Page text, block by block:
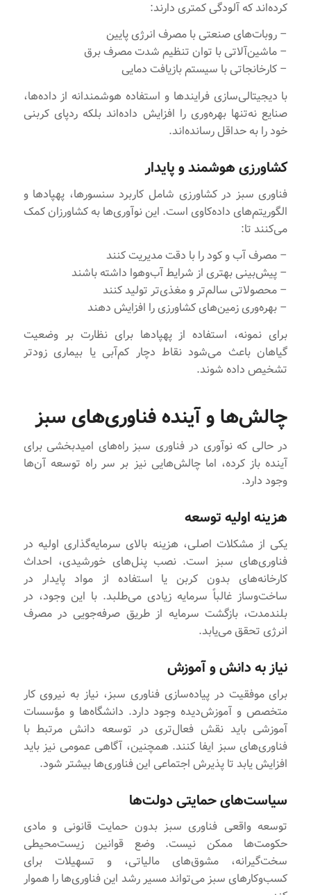
کرده‌اند که آلودگی کمتری دارند:
– روبات‌های صنعتی با مصرف انرژی پایین
– ماشین‌آلاتی با توان تنظیم شدت مصرف برق
– کارخانجاتی با سیستم بازیافت دمایی
با دیجیتالی‌سازی فرایندها و استفاده هوشمندانه از داده‌ها،
صنایع نه‌تنها بهره‌وری را افزایش داده‌اند بلکه ردپای کربنی
خود را به حداقل رسانده‌اند.
کشاورزی هوشمند و پایدار
فناوری سبز در کشاورزی شامل کاربرد سنسورها، پهپادها و
الگوریتم‌های داده‌کاوی است. این نوآوری‌ها به کشاورزان کمک
می‌کنند تا:
– مصرف آب و کود را با دقت مدیریت کنند
– پیش‌بینی بهتری از شرایط آب‌و‌هوا داشته باشند
– محصولاتی سالم‌تر و مغذی‌تر تولید کنند
– بهره‌وری زمین‌های کشاورزی را افزایش دهند
برای نمونه، استفاده از پهپادها برای نظارت بر وضعیت
گیاهان باعث می‌شود نقاط دچار کم‌آبی یا بیماری زودتر
تشخیص داده شوند.
چالش‌ها و آینده فناوری‌های سبز
در حالی که نوآوری در فناوری سبز راه‌های امیدبخشی برای
آینده باز کرده، اما چالش‌هایی نیز بر سر راه توسعه آن‌ها
وجود دارد.
هزینه‌ اولیه توسعه
یکی از مشکلات اصلی، هزینه بالای سرمایه‌گذاری اولیه در
فناوری‌های سبز است. نصب پنل‌های خورشیدی، احداث
کارخانه‌های بدون کربن یا استفاده از مواد پایدار در
ساخت‌وساز غالباً سرمایه‌ زیادی می‌طلبد. با این وجود، در
بلندمدت، بازگشت سرمایه از طریق صرفه‌جویی در مصرف
انرژی تحقق می‌یابد.
نیاز به دانش و آموزش
برای موفقیت در پیاده‌سازی فناوری سبز، نیاز به نیروی کار
متخصص و آموزش‌دیده وجود دارد. دانشگاه‌ها و مؤسسات
آموزشی باید نقش فعال‌تری در توسعه دانش مرتبط با
فناوری‌های سبز ایفا کنند. همچنین، آگاهی عمومی نیز باید
افزایش یابد تا پذیرش اجتماعی این فناوری‌ها بیشتر شود.
سیاست‌های حمایتی دولت‌ها
توسعه واقعی فناوری سبز بدون حمایت قانونی و مادی
حکومت‌ها ممکن نیست. وضع قوانین زیست‌محیطی
سخت‌گیرانه، مشوق‌های مالیاتی، و تسهیلات برای
کسب‌وکارهای سبز می‌تواند مسیر رشد این فناوری‌ها را هموار